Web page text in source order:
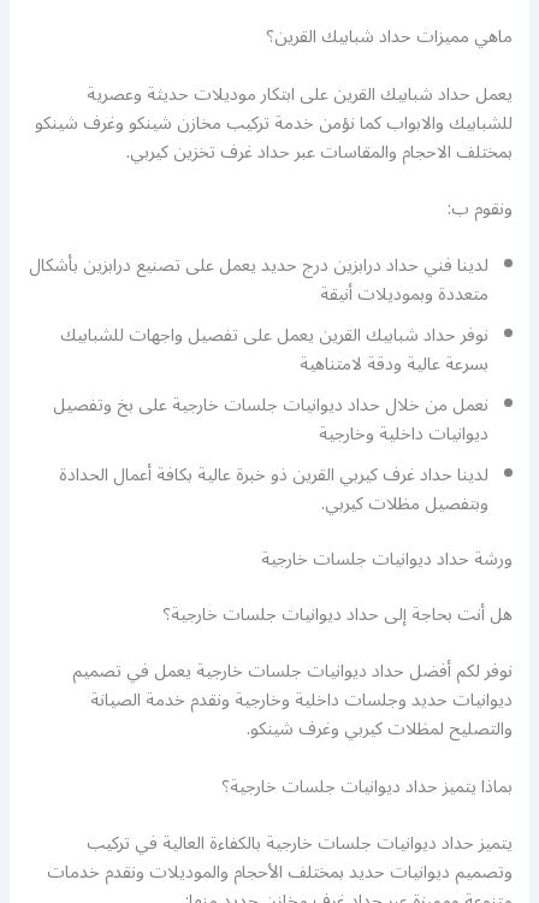
ماهي مميزات حداد شبابيك القرين؟
يعمل حداد شبابيك القرين على ابتكار موديلات حديثة وعصرية
للشبابيك والابواب كما نؤمن خدمة تركيب مخازن شينكو وغرف شينكو
بمختلف الاحجام والمقاسات عبر حداد غرف تخزين كيربي.
ونقوم ب:
لدينا فني حداد درابزين درج حديد يعمل على تصنيع درابزين بأشكال
متعددة وبموديلات أنيقة
نوفر حداد شبابيك القرين يعمل على تفصيل واجهات للشبابيك
بسرعة عالية ودقة لامتناهية
نعمل من خلال حداد ديوانيات جلسات خارجية على بخ وتفصيل
ديوانيات داخلية وخارجية
لدينا حداد غرف كيربي القرين ذو خبرة عالية بكافة أعمال الحدادة
وبتفصيل مظلات كيربي.
ورشة حداد ديوانيات جلسات خارجية
هل أنت بحاجة إلى حداد ديوانيات جلسات خارجية؟
نوفر لكم أفضل حداد ديوانيات جلسات خارجية يعمل في تصميم
ديوانيات حديد وجلسات داخلية وخارجية ونقدم خدمة الصيانة
والتصليح لمظلات كيربي وغرف شينكو.
بماذا يتميز حداد ديوانيات جلسات خارجية؟
يتميز حداد ديوانيات جلسات خارجية بالكفاءة العالية في تركيب
وتصميم ديوانيات حديد بمختلف الأحجام والموديلات ونقدم خدمات